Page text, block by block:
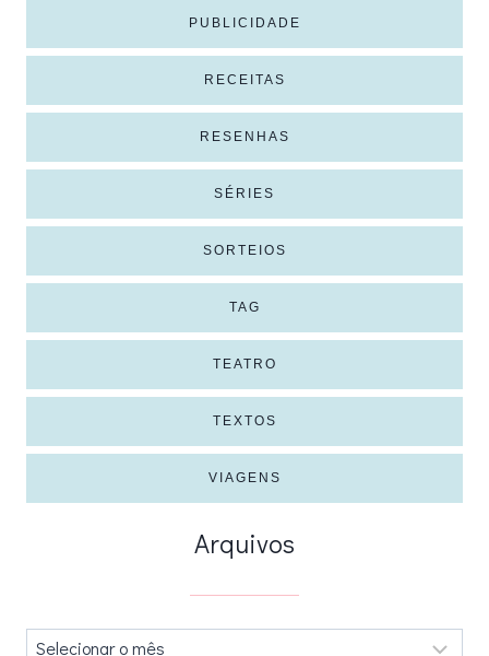
PUBLICIDADE
RECEITAS
RESENHAS
SÉRIES
SORTEIOS
TAG
TEATRO
TEXTOS
VIAGENS
Arquivos
Arquivos